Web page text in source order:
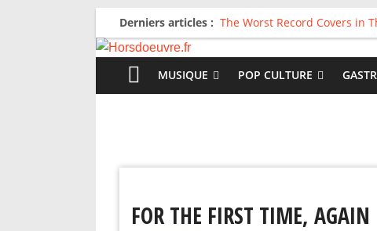
Derniers articles : The Worst Record Covers in
Avril 2026 : C’est dans les
Salvaation : Electro Ladyland
For The First Time, Again :
Radio HDO #54 : Just be Good
MUSIQUE POP CULTURE
FOR THE FIRST TIME,